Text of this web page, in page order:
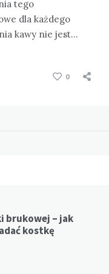
tego
dla każdego
kawy nie jest…
0
brukowej – jak
kostkę